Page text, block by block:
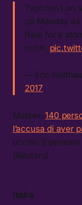
Typhoon Lan
on Monday
Rare for a
north.
— Eric
2017
Malawi.140
l’accusa di aver
ucciso 9
(Reuters)
Italia